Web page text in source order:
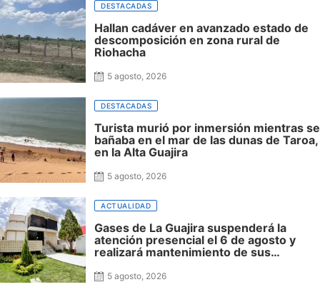
DESTACADAS
Hallan cadáver en avanzado estado de
descomposición en zona rural de
Riohacha
5 agosto, 2026
DESTACADAS
Turista murió por inmersión mientras se
bañaba en el mar de las dunas de Taroa,
en la Alta Guajira
5 agosto, 2026
ACTUALIDAD
Gases de La Guajira suspenderá la
atención presencial el 6 de agosto y
realizará mantenimiento de sus
5 agosto, 2026